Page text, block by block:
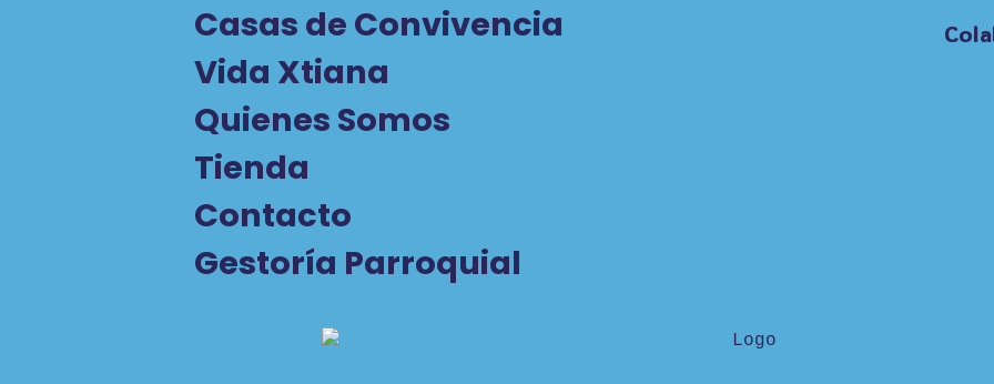
Casas de Convivencia
Vida Xtiana
Quienes Somos
Tienda
Contacto
Gestoría Parroquial